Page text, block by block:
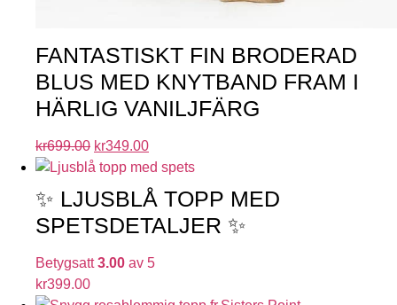
FANTASTISKT FIN BRODERAD
BLUS MED KNYTBAND FRAM I
HÄRLIG VANILJFÄRG
kr699.00 kr349.00
✨ LJUSBLÅ TOPP MED
SPETSDETALJER ✨
Betygsatt3.00 av 5
kr399.00